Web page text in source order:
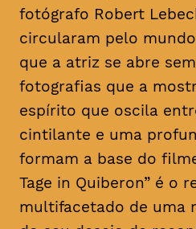
fotógrafo Robert
circularam pelo
que a atriz se abre
fotografias que a
espírito que oscila
cintilante e uma
formam a base do
Tage in Quiberon” é o
multifacetado de uma